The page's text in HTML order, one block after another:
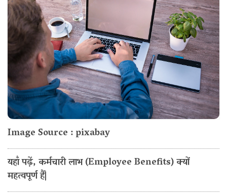
Image Source : pixabay
यहाँ पढ़ें, कर्मचारी लाभ (Employee Benefits) क्यों
महत्वपूर्ण हैं|